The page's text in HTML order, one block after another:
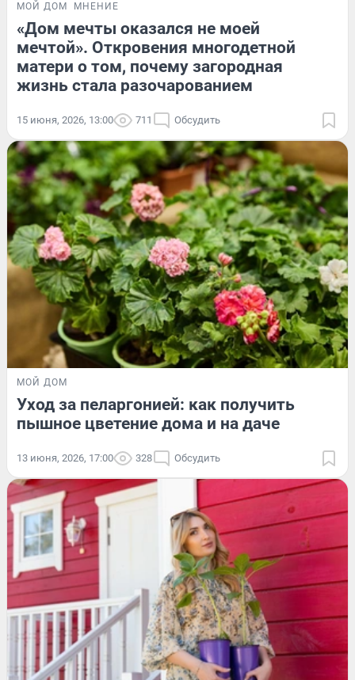
МОЙ ДОМ МНЕНИЕ
«Дом мечты оказался не моей
мечтой». Откровения многодетной
матери о том, почему загородная
жизнь стала разочарованием
15 июня, 2026, 13:00 711 Обсудить
МОЙ ДОМ
Уход за пеларгонией: как получить
пышное цветение дома и на даче
13 июня, 2026, 17:00 328 Обсудить